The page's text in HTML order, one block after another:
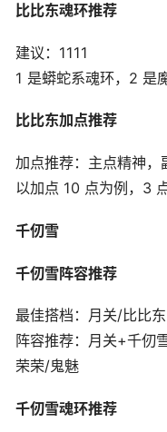
比比东魂环推荐
建议：1111
1 是蟒蛇系魂环，2 是
比比东加点推荐
加点推荐：主点精神，
以加点 10 点为例，3
千仞雪
千仞雪阵容推荐
最佳搭档：月关/比比东
阵容推荐：月关+千仞
荣荣/鬼魅
千仞雪魂环推荐